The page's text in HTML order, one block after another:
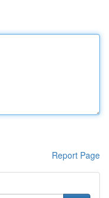
Report Page